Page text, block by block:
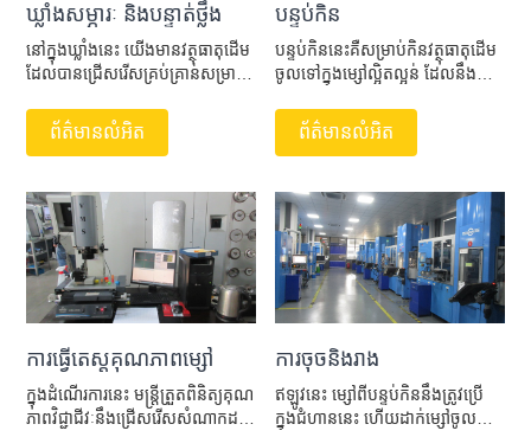
ឃ្លាំងសម្ភារៈ និងបន្ទាត់ថ្លឹង
នៅក្នុងឃ្លាំងនេះ យើងមានវត្ថុធាតុដើម
ដែលបានជ្រើសរើសគ្រប់គ្រាន់សម្រាប់
នោះរួមមាន 80% Wu, CO មួយ
ចំនួន និងសម្ភារៈផ្សេងទៀតដែលយើង
ហើយនៅក្នុងបន្ទាត់ថ្លឹង កម្មករជំនាញ
របស់យើងនឹងបង្កើតរូបមន្តត្រឹមត្រូវ
តាមទិន្នន័យបច្ចេកទេស។
ព័ត៌មានលំអិត
បន្ទប់កិន
បន្ទប់កិននេះគឺសម្រាប់កិនវត្ថុធាតុដើម
ចូលទៅក្នុងម្សៅល្អិតល្អន់ ដែលនឹង
បញ្ចប់។ វាអាចធានាគុណភាពដែល
ឧបករណ៍ cnc ត្រូវបានទាមទារ។
ព័ត៌មានលំអិត
ការធ្វើតេស្តគុណភាពម្សៅ
ក្នុង​ដំណើរការ​នេះ មន្ត្រី​ត្រួតពិនិត្យ​គុណ
ភាព​វិជ្ជាជីវៈ​នឹង​ជ្រើសរើស​សំណាក​ដប​
ការចុចនិងរាង
ឥឡូវនេះ ម្សៅពីបន្ទប់កិននឹងត្រូវប្រើ
ក្នុងជំហាននេះ ហើយដាក់ម្សៅចូលទៅ